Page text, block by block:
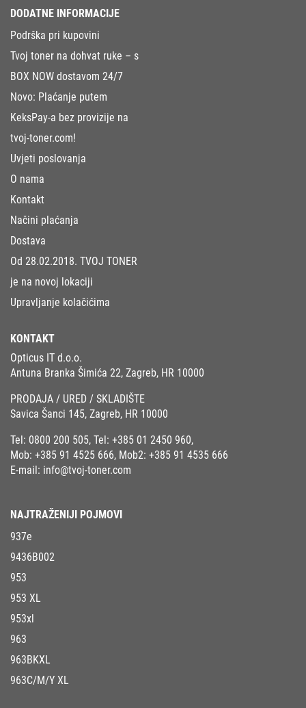
DODATNE INFORMACIJE
Podrška pri kupovini
Tvoj toner na dohvat ruke – s
BOX NOW dostavom 24/7
Novo: Plaćanje putem
KeksPay-a bez provizije na
tvoj-toner.com!
Uvjeti poslovanja
O nama
Kontakt
Načini plaćanja
Dostava
Od 28.02.2018. TVOJ TONER
je na novoj lokaciji
Upravljanje kolačićima
KONTAKT
Opticus IT d.o.o.
Antuna Branka Šimića 22, Zagreb, HR 10000
PRODAJA / URED / SKLADIŠTE
Savica Šanci 145, Zagreb, HR 10000
Tel: 0800 200 505, Tel: +385 01 2450 960,
Mob: +385 91 4525 666, Mob2: +385 91 4535 666
E-mail: info@tvoj-toner.com
NAJTRAŽENIJI POJMOVI
937e
9436B002
953
953 XL
953xl
963
963BKXL
963C/M/Y XL